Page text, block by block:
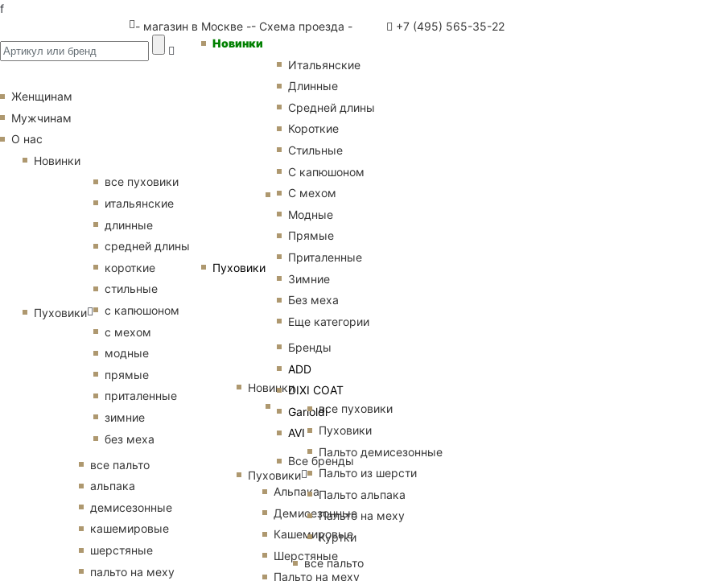
f
- магазин в Москве -- Схема проезда - +7 (495) 565-35-22
Новинки
Пуховики
Итальянские
Длинные
Средней длины
Короткие
Стильные
С капюшоном
С мехом
Модные
Прямые
Приталенные
Зимние
Без меха
Еще категории
Бренды
ADD
DIXI COAT
Garioldi
AVI
Все бренды
Альпака
Демисезонные
Кашемировые
Шерстяные
Пальто на меху
Женщинам
Мужчинам
О нас
Новинки
Пуховики
все пуховики
итальянские
длинные
средней длины
короткие
стильные
с капюшоном
с мехом
модные
прямые
приталенные
зимние
без меха
все пальто
альпака
демисезонные
кашемировые
шерстяные
пальто на меху
Новинки
Пуховики
все пуховики
Пуховики
Пальто демисезонные
Пальто из шерсти
Пальто альпака
Пальто на меху
Куртки
все пальто